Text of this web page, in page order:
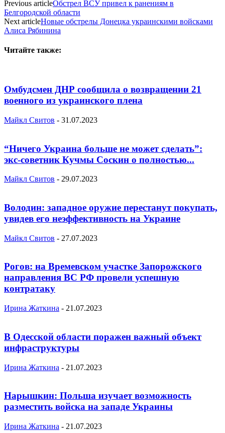
Previous articleОбстрел ВСУ привел к ранениям в
Белгородской области
Next articleНовые обстрелы Донецка украинскими войсками
Алиса Рябинина
Читайте также:
Омбудсмен ДНР сообщила о возвращении 21
военного из украинского плена
Майкл Свитов - 31.07.2023
“Ничего Украина больше не может сделать”:
экс-советник Кучмы Соскин о полностью...
Майкл Свитов - 29.07.2023
Володин: западное оружие перестанут покупать,
увидев его неэффективность на Украине
Майкл Свитов - 27.07.2023
Рогов: на Времевском участке Запорожского
направления ВС РФ провели успешную
контратаку
Ирина Жаткина - 21.07.2023
В Одесской области поражен важный объект
инфраструктуры
Ирина Жаткина - 21.07.2023
Нарышкин: Польша изучает возможность
разместить войска на западе Украины
Ирина Жаткина - 21.07.2023